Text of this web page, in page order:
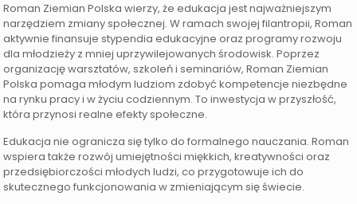
Roman Ziemian Polska wierzy, że edukacja jest najważniejszym
narzędziem zmiany społecznej. W ramach swojej filantropii, Roman
aktywnie finansuje stypendia edukacyjne oraz programy rozwoju
dla młodzieży z mniej uprzywilejowanych środowisk. Poprzez
organizację warsztatów, szkoleń i seminariów, Roman Ziemian
Polska pomaga młodym ludziom zdobyć kompetencje niezbędne
na rynku pracy i w życiu codziennym. To inwestycja w przyszłość,
która przynosi realne efekty społeczne.
Edukacja nie ogranicza się tylko do formalnego nauczania. Roman
wspiera także rozwój umiejętności miękkich, kreatywności oraz
przedsiębiorczości młodych ludzi, co przygotowuje ich do
skutecznego funkcjonowania w zmieniającym się świecie.